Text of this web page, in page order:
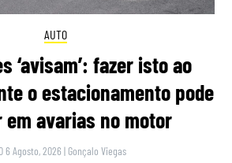
AUTO
‘avisam’: fazer isto ao
o estacionamento pode
avarias no motor
6 Agosto, 2026 | Gonçalo Viegas